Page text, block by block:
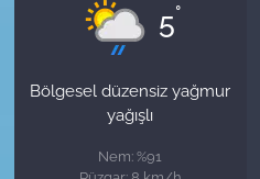
5°
Bölgesel düzensiz yağmur
yağışlı
Nem: %91